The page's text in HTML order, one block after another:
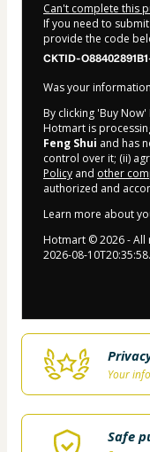
Can't complete this
If you need to
provide the code
CKTID-
Was your
By clicking 'Buy
Hotmart is
Feng Shui and has
control over it; (ii)
Policy and other
authorized and
Learn more about
Hotmart ©2026- All
2026-08-
Your
Safe